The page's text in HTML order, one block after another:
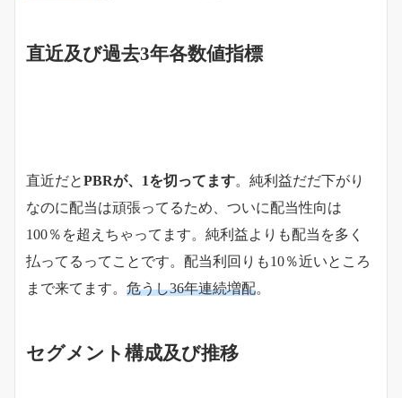
直近及び過去3年各数値指標
直近だとPBRが、1を切ってます。純利益だだ下がり
なのに配当は頑張ってるため、ついに配当性向は
100％を超えちゃってます。純利益よりも配当を多く
払ってるってことです。配当利回りも10％近いところ
まで来てます。 危うし36年連続増配。
セグメント構成及び推移